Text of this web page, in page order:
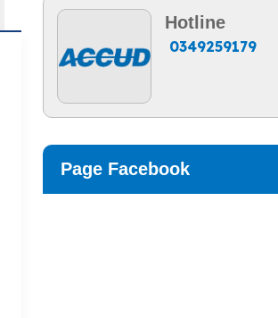
Hotline
0349259179
Page Facebook